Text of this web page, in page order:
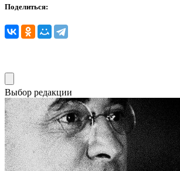
Поделиться:
Выбор редакции